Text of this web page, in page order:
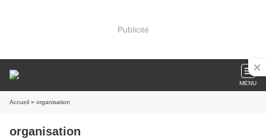
Publicité
MENU
Accueil » organisation
organisation